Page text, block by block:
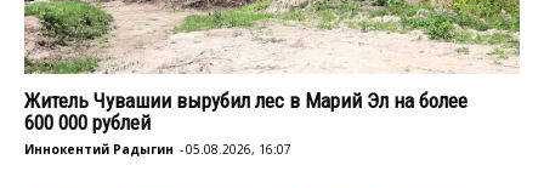
Житель Чувашии вырубил лес в Марий Эл на более
600 000 рублей
Иннокентий Радыгин -05.08.2026, 16:07